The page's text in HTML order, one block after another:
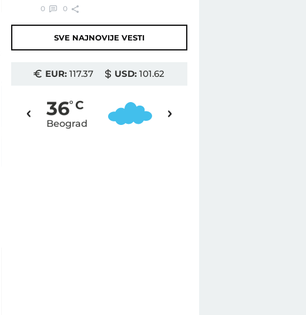
0 0
SVE NAJNOVIJE VESTI
EUR:117.37 USD: 101.62
36o C
Beograd